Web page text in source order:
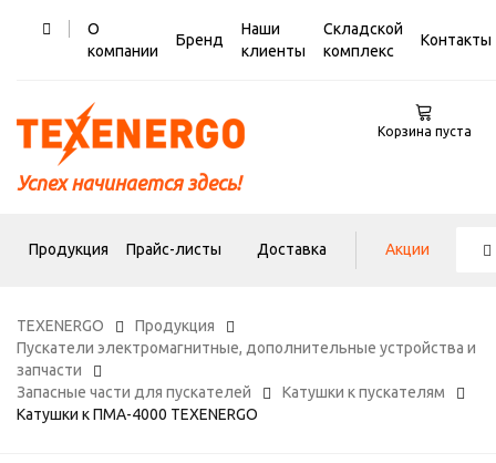
О
компании
Бренд
Наши
клиенты
Складской
комплекс
Контакты
Успех начинается здесь!
Корзина пуста
Продукция Прайс-листы Доставка Акции
TEXENERGO
Продукция
Пускатели электромагнитные, дополнительные устройства и
запчасти
Запасные части для пускателей
Катушки к пускателям
Катушки к ПМА-4000 TEXENERGO